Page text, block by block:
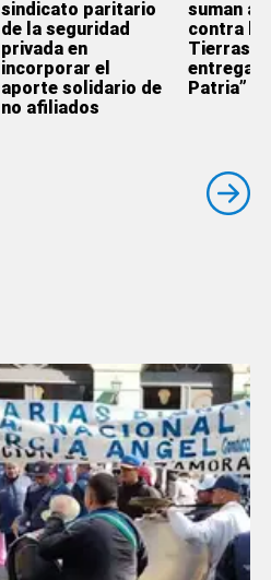
sindicato paritario
de la seguridad
privada en
incorporar el
aporte solidario de
no afiliados
suman a
contra la
Tierras:
entrega
Patria”